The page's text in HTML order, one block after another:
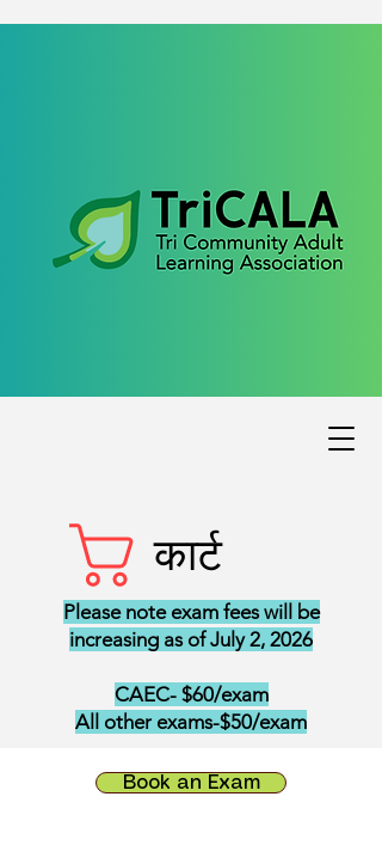
कार्ट
Please note exam fees will be
increasing as of July 2, 2026
CAEC- $60/exam
All other exams-$50/exam
Book an Exam